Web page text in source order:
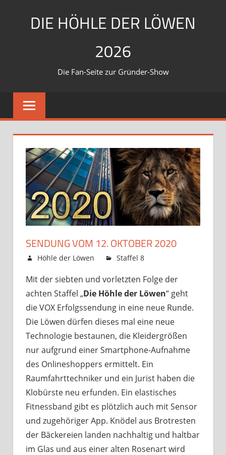
DIE HÖHLE DER LÖWEN
2026
Die Fan-Seite zur Gründer-Show
SENDUNG VOM 12. OKTOBER 2020
8. Oktober 2020
Höhle der Löwen Staffel 8
12.
Mit der siebten und vorletzten Folge der
achten Staffel „Die Höhle der Löwen“ geht
die VOX Erfolgssendung in eine neue Runde.
Die Löwen dürfen dieses mal eine neue
Technologie bestaunen, die Kleidergrößen
nur aufgrund einer Smartphone-Aufnahme
des Onlineshoppers ermittelt. Ein
Raumfahrttechniker und ein Jurist haben die
Klobürste neu erfunden. Ein elastisches
Fitnessband gibt es plötzlich auch mit Sensor
und zugehöriger App. Knödel aus Brotresten
der Bäckereien landen nachhaltig und haltbar
im Glas und aus einer alten Rosenart wird